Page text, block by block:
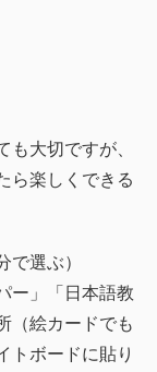
大切ですが、
ら楽しくできる
選ぶ）
ー」「日本語教
（絵カードでも
トボードに貼り